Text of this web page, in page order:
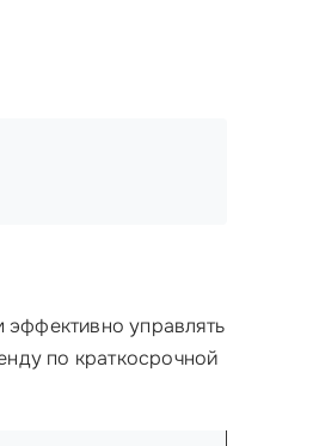
эффективно управлять
по краткосрочной